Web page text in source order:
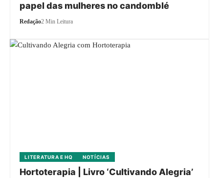
papel das mulheres no candomblé
Redação2 Min Leitura
LITERATURA E HQ NOTÍCIAS
Hortoterapia | Livro ‘Cultivando Alegria’